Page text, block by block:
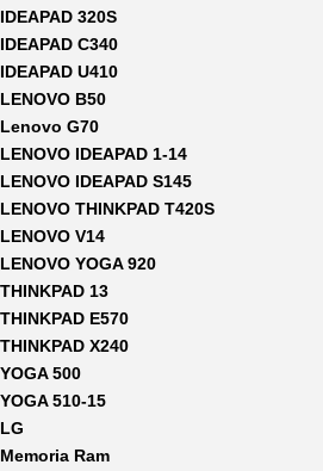
IDEAPAD 320S
IDEAPAD C340
IDEAPAD U410
LENOVO B50
Lenovo G70
LENOVO IDEAPAD 1-14
LENOVO IDEAPAD S145
LENOVO THINKPAD T420S
LENOVO V14
LENOVO YOGA 920
THINKPAD 13
THINKPAD E570
THINKPAD X240
YOGA 500
YOGA 510-15
LG
Memoria Ram